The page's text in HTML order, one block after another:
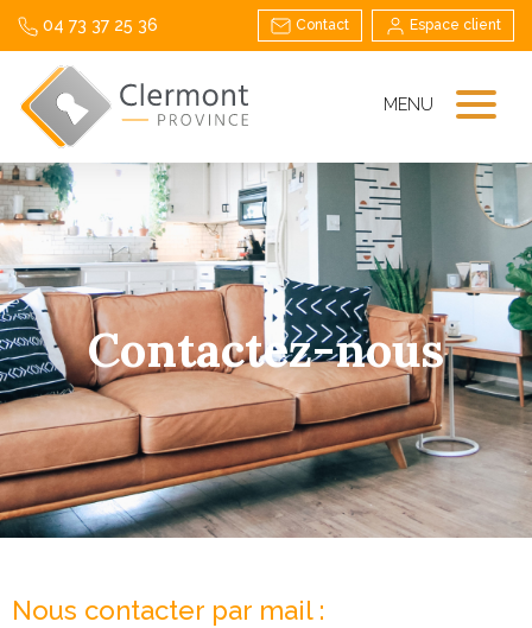
04 73 37 25 36 Contact Espace client
MENU
Contactez-nous
Nous contacter par mail :